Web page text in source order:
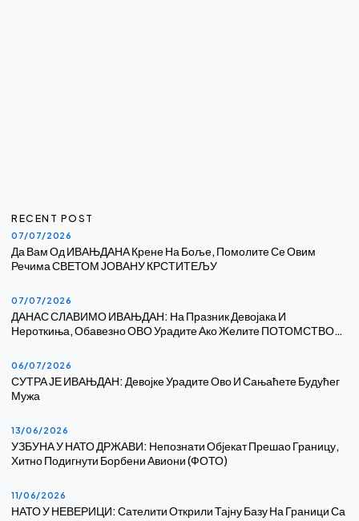
RECENT POST
07/07/2026
Да Вам Од ИВАЊДАНА Крене На Боље, Помолите Се Овим
Речима СВЕТОМ ЈОВАНУ КРСТИТЕЉУ
07/07/2026
ДАНАС СЛАВИМО ИВАЊДАН: На Празник Девојака И
Нероткиња, Обавезно ОВО Урадите Ако Желите ПОТОМСТВО…
06/07/2026
СУТРА ЈЕ ИВАЊДАН: Девојке Урадите Ово И Сањаћете Будућег
Мужа
13/06/2026
УЗБУНА У НАТО ДРЖАВИ: Непознати Објекат Прешао Границу,
Хитно Подигнути Борбени Авиони (ФОТО)
11/06/2026
НАТО У НЕВЕРИЦИ: Сателити Открили Тајну Базу На Граници Са